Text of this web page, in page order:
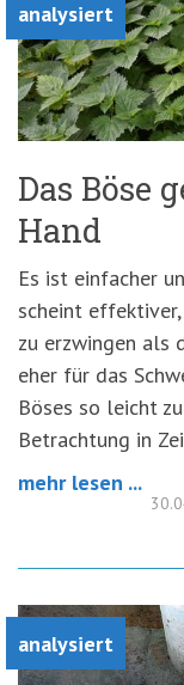
analysiert
Das Böse
Hand
Es ist einfacher
scheint
zu erzwingen als
eher für das
Böses so leicht
Betrachtung in
mehr lesen ...
analysiert